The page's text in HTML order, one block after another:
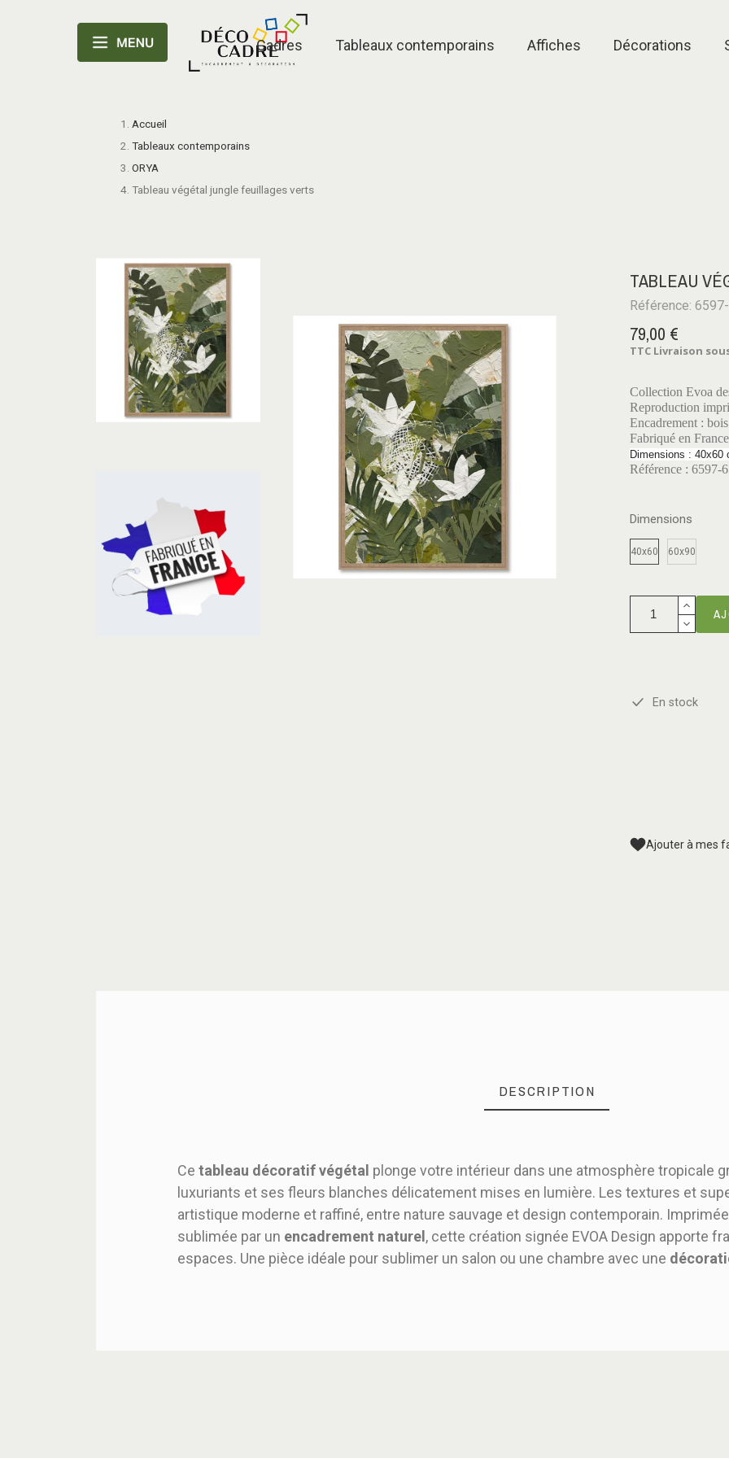
Cadres Tableaux contemporains Affiches Décorations
Accueil
Tableaux contemporains
ORYA
Tableau végétal jungle feuillages verts
TABLEAU
Référence:
79,00 €
TTC Livraison
Collection Evoa
Reproduction
Encadrement :
Fabriqué en France
Dimensions : 40x60
Référence : 6597-
Dimensions
40x60 60x90
En stock
Ajouter à mes
DESCRIPTION
Ce tableau décoratif végétal plonge votre intérieur dans une atmosphère tropicale
luxuriants et ses fleurs blanches délicatement mises en lumière. Les textures et
artistique moderne et raffiné, entre nature sauvage et design contemporain.
sublimée par un encadrement naturel , cette création signée EVOA Design apporte
espaces. Une pièce idéale pour sublimer un salon ou une chambre avec une